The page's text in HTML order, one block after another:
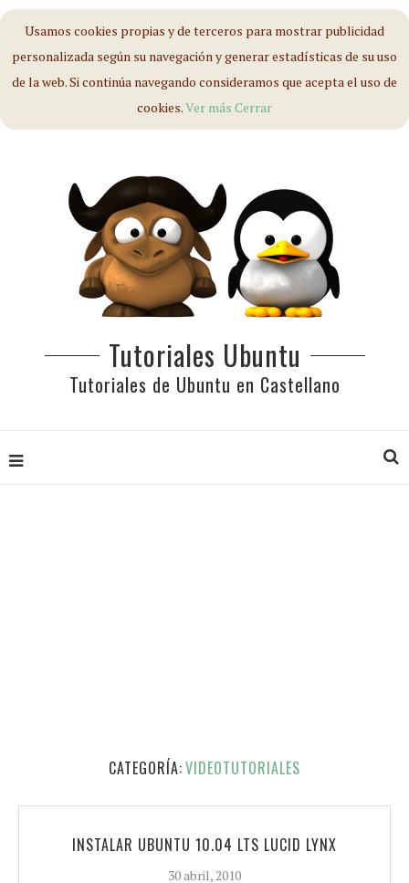
Usamos cookies propias y de terceros para mostrar publicidad
personalizada según su navegación y generar estadísticas de su uso
de la web. Si continúa navegando consideramos que acepta el uso de
cookies.Ver más Cerrar
Tutoriales Ubuntu
Tutoriales de Ubuntu en Castellano
CATEGORÍA:VIDEOTUTORIALES
INSTALAR UBUNTU 10.04 LTS LUCID LYNX
30 abril, 2010